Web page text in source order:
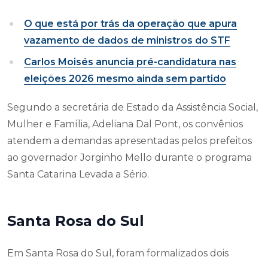
O que está por trás da operação que apura
vazamento de dados de ministros do STF
Carlos Moisés anuncia pré-candidatura nas
eleições 2026 mesmo ainda sem partido
Segundo a secretária de Estado da Assistência Social,
Mulher e Família, Adeliana Dal Pont, os convênios
atendem a demandas apresentadas pelos prefeitos
ao governador Jorginho Mello durante o programa
Santa Catarina Levada a Sério.
Santa Rosa do Sul
Em Santa Rosa do Sul, foram formalizados dois